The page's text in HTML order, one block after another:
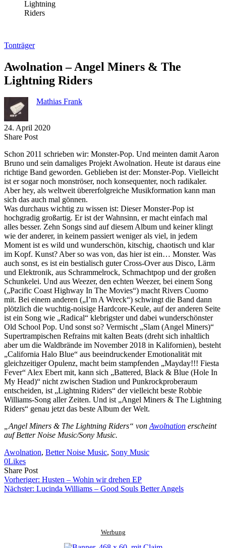
Tonträger
Awolnation – Angel Miners & The
Lightning Riders
Mathias Frank
24. April 2020
Share PostShare
Facebook
Copy
to
clipboard
Send
via
eMail
Schon 2011 schrieben wir: Monster-Pop. Und meinten damit Aaron
Bruno und sein damaliges Projekt Awolnation. Heute ist daraus eine
richtige Band geworden. Geblieben ist der: Monster-Pop. Vielleicht
ist er sogar noch monströser, noch konsequenter, noch radikaler.
Aber hey, als weltweit übererfolgreiche Musikformation kann man
sich das auch mal gönnen.
Was durchaus wichtig zu wissen ist: Dieser Monster-Pop ist
hochgradig großartig. Er ist der Wahnsinn, er macht einfach mal
alles besser. Zehn Songs sind auf diesem Album und keiner klingt
wie der anderer, in keinem passiert weniger als viel, in jedem
Moment ist es wild und wunderschön, kitschig, chaotisch und klar
im Kopf. Kunst? Aber so was von, das hier ist ein… Monster. Was
auch sonst, es ist ein bestialisch guter Cross-Over aus Disco, Lärm
und Elektronik, aus Schrammelrock, Schmachtpop und der großen
Schunkelei. Und aus Weezer, den echten Weezer, bei einem Song
(„Pacific Coast Highway In The Movies“) macht Rivers Cuomo
mit. Bei einem anderen („I’m A Wreck“) schwingt die Band dann
plötzlich die wuchtig-noisige Hardcore-Keule, auf der anderen Seite
ist ein Song wie „Radical“ klebrigster und dabei wunderschönster
Old School Pop. Und sonst so? Vermischt „Slam (Angel Miners)“
Supertrampischen Refrains mit kalten Beats (dreht sich inhaltlich
aber um die Waldbrände im November 2018 in Kalifornien), besteht
„California Halo Blue“ aus beeindruckender Emotionalität mit
gleichzeitiger Opulenz, macht beim stampfenden „Mayday!!! Fiesta
Fever“ Alex Ebert mit, kann sich „Battered, Black & Blue (Hole In
My Head)“ nicht zwischen Stadion und Punkrockproberaum
entscheiden, ist „Lightning Riders“ der vielleicht beste Robbie
Williams-Song aller Zeiten. Und ist „Angel Miners & The Lightning
Riders“ genau jetzt das beste Album der Welt.
„Angel Miners & The Lightning Riders“ vonAwolnation erscheint
auf Better Noise Music/Sony Music.
Awolnation, Better Noise Music, Sony Music
0Likes
Share PostShare
on
Facebook
Copy
URL
to
Send
Link
via
Vorheriger: Husten – Wohin wir drehen EP
Nächster: Lucinda Williams – Good Souls Better Angels
Werbung